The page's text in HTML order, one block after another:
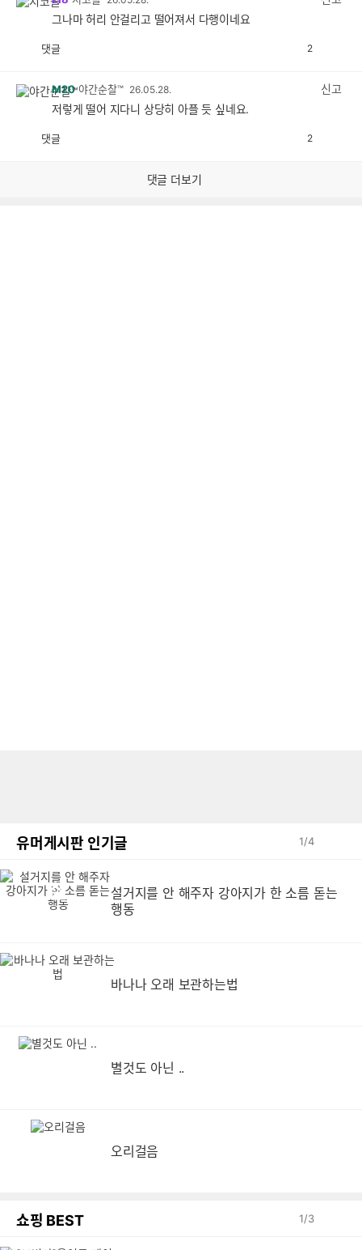
그나마 허리 안걸리고 떨어져서 다행이네요
댓글 2
M20 야간순찰™ 26.05.28.
신고
저렇게 떨어 지다니 상당히 아플 듯 싶네요.
댓글 2
댓글 더보기
유머게시판 인기글 1/4
설거지를 안 해주자 강아지가 한 소름 돋는
행동
설
바나나 오래 보관하는법
별것도 아닌 ..
오리걸음
쇼핑 BEST 1/3